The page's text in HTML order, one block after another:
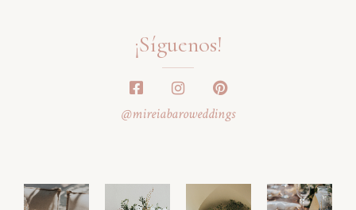
¡Síguenos!
@mireiabaroweddings